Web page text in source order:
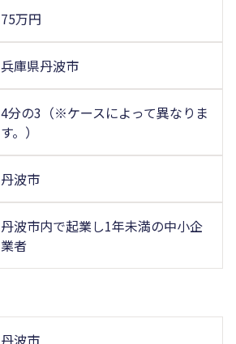
75万円
兵庫県丹波市
4分の3（※ケースによって異なりま
す。）
丹波市
丹波市内で起業し1年未満の中小企
業者
丹波市